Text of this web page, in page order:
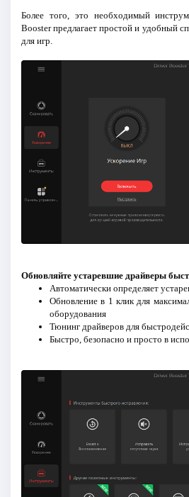
Более того, это необходимый
Booster предлагает простой и удобный
для игр.
Обновляйте устаревшие драйверы
Автоматически определяет
Обновление в 1 клик для
оборудования
Тюнинг драйверов для
Быстро, безопасно и просто в